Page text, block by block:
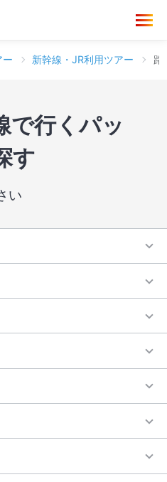
ー 新幹線・JR利用ツアー 路
で行くパッ
す
い
・ツアー
・ツアー
ク・ツアー
・ツアー
・ツアー
ク・ツアー
・ツアー
幹線パック・ツアー
ク・ツアー
・ツアー
幹線パック・ツアー
ク・ツアー
ク・ツアー
ク・ツアー
ク・ツアー
幹線パック・ツアー
幹線パック・ツアー
幹線パック・ツアー
幹線パック・ツアー
多） 新幹線パック・
幹線パック・ツアー
新幹線パック・ツアー
・ツアー
・ツアー
幹線パック・ツアー
・ツアー
幹線パック・ツアー
線パック・ツアー
阪） 新幹線パック・
線パック・ツアー
幹線パック・ツアー